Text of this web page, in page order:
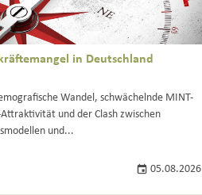
in Deutschland
Wandel, schwächelnde MINT-
und der Clash zwischen
und...
05.08.2026